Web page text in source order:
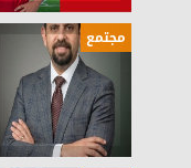
مجتمع